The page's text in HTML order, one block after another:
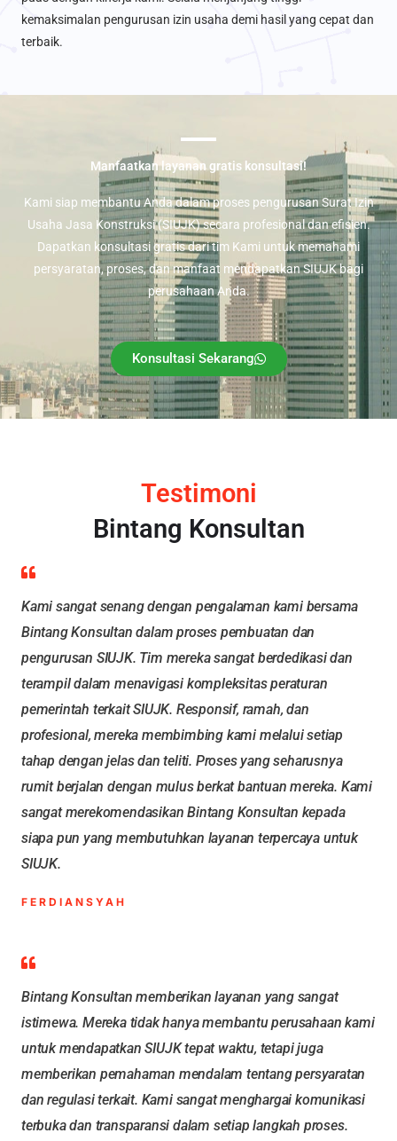
kemaksimalan pengurusan izin usaha demi hasil yang cepat dan
terbaik.
Manfaatkan layanan gratis konsultasi!
Kami siap membantu Anda dalam proses pengurusan Surat Izin
Usaha Jasa Konstruksi (SIUJK) secara profesional dan efisien.
Dapatkan konsultasi gratis dari tim Kami untuk memahami
persyaratan, proses, dan manfaat mendapatkan SIUJK bagi
perusahaan Anda.
Konsultasi Sekarang
Testimoni
Bintang Konsultan
Kami sangat senang dengan pengalaman kami bersama
Bintang Konsultan dalam proses pembuatan dan
pengurusan SIUJK. Tim mereka sangat berdedikasi dan
terampil dalam menavigasi kompleksitas peraturan
pemerintah terkait SIUJK. Responsif, ramah, dan
profesional, mereka membimbing kami melalui setiap
tahap dengan jelas dan teliti. Proses yang seharusnya
rumit berjalan dengan mulus berkat bantuan mereka. Kami
sangat merekomendasikan Bintang Konsultan kepada
siapa pun yang membutuhkan layanan terpercaya untuk
SIUJK.
FERDIANSYAH
Bintang Konsultan memberikan layanan yang sangat
istimewa. Mereka tidak hanya membantu perusahaan kami
untuk mendapatkan SIUJK tepat waktu, tetapi juga
memberikan pemahaman mendalam tentang persyaratan
dan regulasi terkait. Kami sangat menghargai komunikasi
terbuka dan transparansi dalam setiap langkah proses.